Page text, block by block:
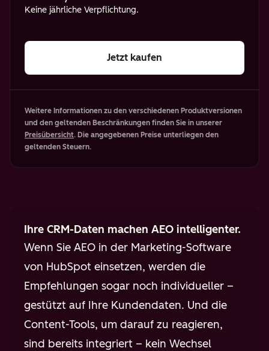
Keine jährliche Verpflichtung.
Jetzt kaufen
Weitere Informationen zu den verschiedenen Produktversionen
und den geltenden Beschränkungen finden Sie in unserer
Preisübersicht. Die angegebenen Preise unterliegen den
geltenden Steuern.
Ihre CRM-Daten machen AEO intelligenter.
Wenn Sie AEO in der Marketing-Software
von HubSpot einsetzen, werden die
Empfehlungen sogar noch individueller –
gestützt auf Ihre Kundendaten. Und die
Content-Tools, um darauf zu reagieren,
sind bereits integriert – kein Wechsel